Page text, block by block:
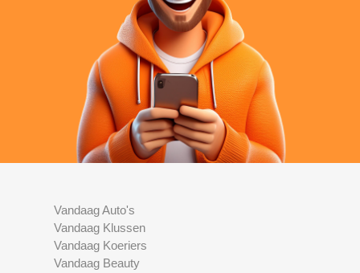
Vandaag Auto's
Vandaag Klussen
Vandaag Koeriers
Vandaag Beauty